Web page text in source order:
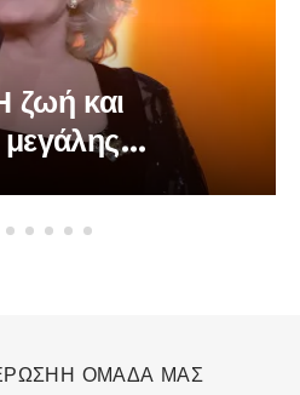
ζωή και
μεγάλης
Η ΟΜΑΔΑ ΜΑΣ